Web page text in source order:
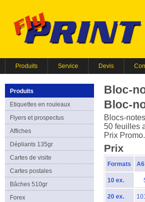
Produits Service Devis
Produits
Etiquettes en rouleaux
Flyers et prospectus
Affiches
Dépliants 135gr
Cartes de visite
Cartes postales
Bâches 510gr
Forex
Bloc-
Bloc-
Blocs-
50 feuilles
Prix Promo.
Prix
Formats A6
10 ex.
20 ex.